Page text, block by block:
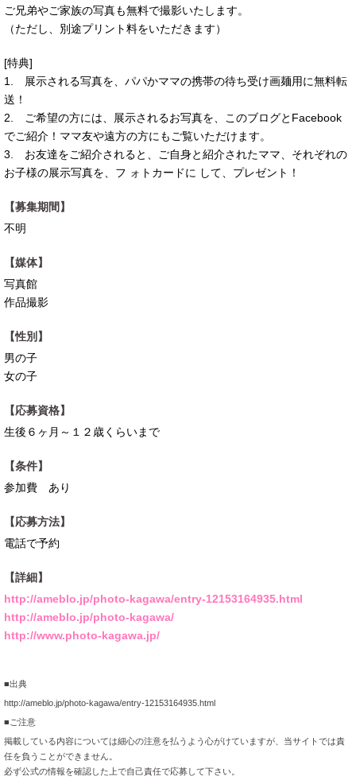
ご兄弟やご家族の写真も無料で撮影いたします。
（ただし、別途プリント料をいただきます）
[特典]
1. 展示される写真を、パパかママの携帯の待ち受け画麺用に無料転
送！
2. ご希望の方には、展示されるお写真を、このブログとFacebook
でご紹介！ママ友や遠方の方にもご覧いただけます。
3. お友達をご紹介されると、ご自身と紹介されたママ、それぞれの
お子様の展示写真を、フ ォトカードに して、プレゼント！
【募集期間】
不明
【媒体】
写真館
作品撮影
【性別】
男の子
女の子
【応募資格】
生後６ヶ月～１２歳くらいまで
【条件】
参加費 あり
【応募方法】
電話で予約
【詳細】
http://ameblo.jp/photo-kagawa/entry-12153164935.html
http://ameblo.jp/photo-kagawa/
http://www.photo-kagawa.jp/
■出典
http://ameblo.jp/photo-kagawa/entry-12153164935.html
■ご注意
掲載している内容については細心の注意を払うよう心がけていますが、当サイトでは責
任を負うことができません。
必ず公式の情報を確認した上で自己責任で応募して下さい。